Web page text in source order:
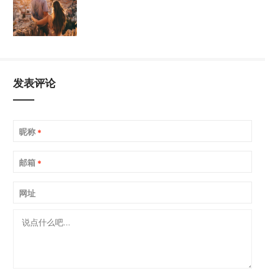
发表评论
昵称 *
邮箱 *
网址